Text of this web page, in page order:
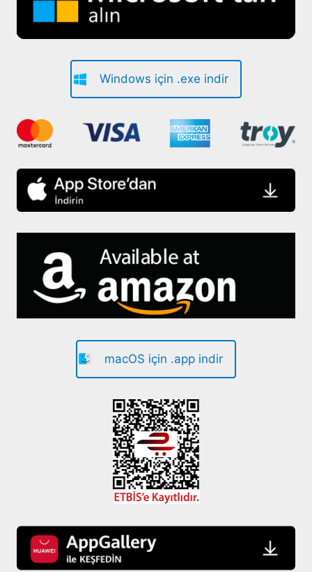
Windows için .exe indir
macOS için .app indir